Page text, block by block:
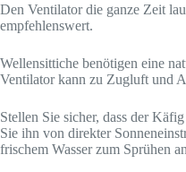
Den Ventilator die ganze Zeit
empfehlenswert.
Wellensittiche benötigen eine
Ventilator kann zu Zugluft und
Stellen Sie sicher, dass der
Sie ihn von direkter
frischem Wasser zum Sprühen